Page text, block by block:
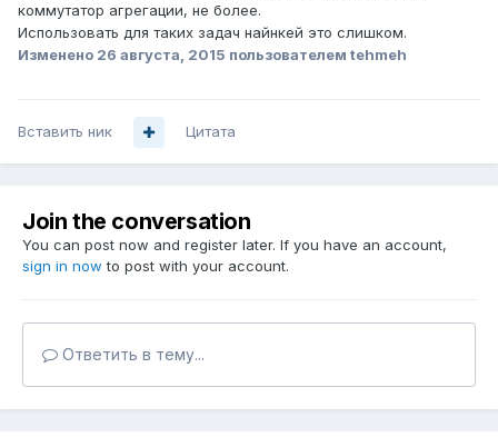
коммутатор агрегации, не более.
Использовать для таких задач найнкей это слишком.
Изменено 26 августа, 2015 пользователем tehmeh
Вставить ник Цитата
Join the conversation
You can post now and register later. If you have an account,
sign in now to post with your account.
Ответить в тему...